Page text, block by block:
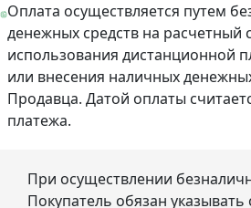
Оплата осуществляется путем
денежных средств на расчетный
использования дистанционной
или внесения наличных
Продавца. Датой оплаты
платежа.
При осуществлении
Покупатель обязан указывать